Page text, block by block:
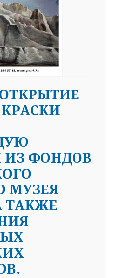
ИЗ ФОНДОВ
МУЗЕЯ
ТАКЖЕ